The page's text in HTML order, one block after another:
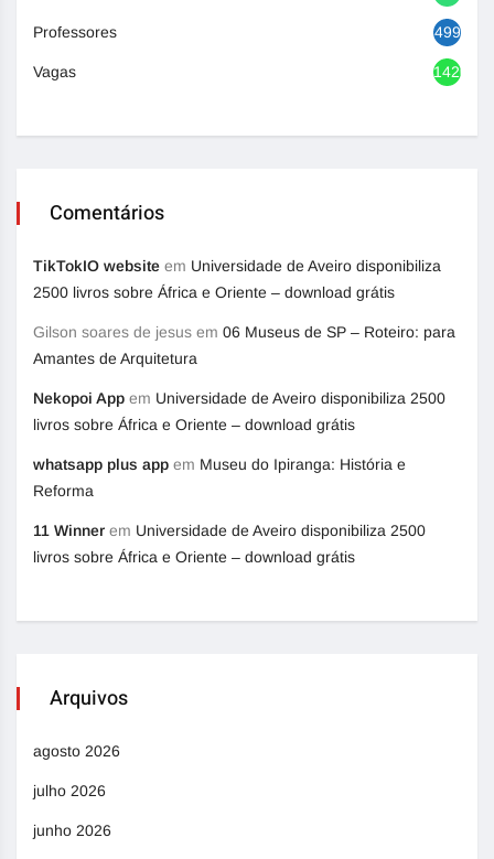
Professores 499
Vagas 1420
Comentários
TikTokIO website em Universidade de Aveiro disponibiliza
2500 livros sobre África e Oriente – download grátis
Gilson soares de jesus em 06 Museus de SP – Roteiro: para
Amantes de Arquitetura
Nekopoi App em Universidade de Aveiro disponibiliza 2500
livros sobre África e Oriente – download grátis
whatsapp plus app em Museu do Ipiranga: História e
Reforma
11 Winner em Universidade de Aveiro disponibiliza 2500
livros sobre África e Oriente – download grátis
Arquivos
agosto 2026
julho 2026
junho 2026